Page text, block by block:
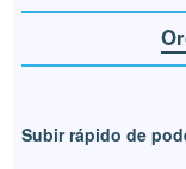
Subir rápido de